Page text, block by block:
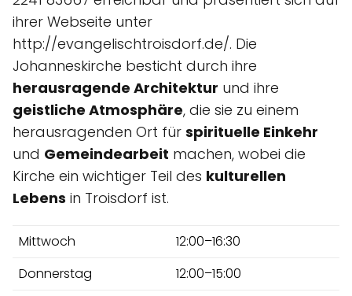
ihrer Webseite unter
http://evangelischtroisdorf.de/. Die
Johanneskirche besticht durch ihre
herausragende Architektur und ihre
geistliche Atmosphäre, die sie zu einem
herausragenden Ort für spirituelle Einkehr
und Gemeindearbeit machen, wobei die
Kirche ein wichtiger Teil des kulturellen
Lebens in Troisdorf ist.
Mittwoch
12:00–16:30
Donnerstag
12:00–15:00